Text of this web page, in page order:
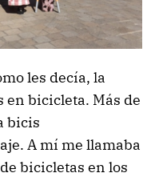
les decía, la
bicicleta. Más de
bicis
A mí me llamaba
bicicletas en los